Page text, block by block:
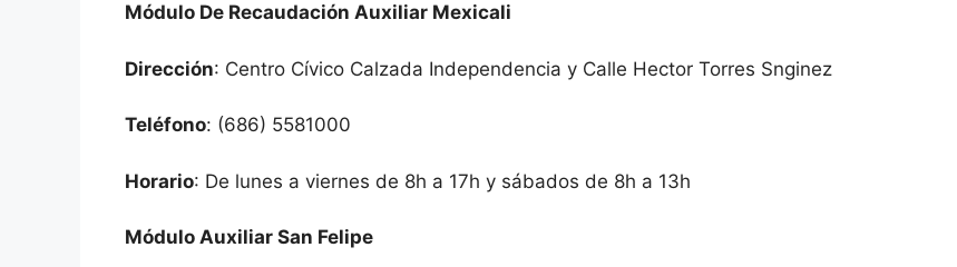
Módulo De Recaudación Auxiliar Mexicali
Dirección: Centro Cívico Calzada Independencia y Calle Hector Torres Snginez
Teléfono: (686) 5581000
Horario: De lunes a viernes de 8h a 17h y sábados de 8h a 13h
Módulo Auxiliar San Felipe